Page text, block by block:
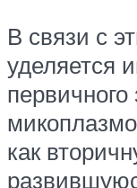
В связи с
уделяется
как